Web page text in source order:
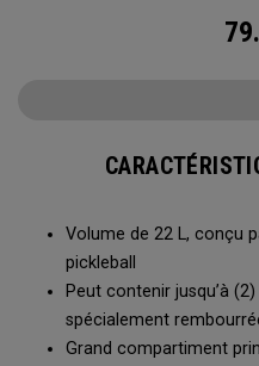
Volume de 22 L, conçu
pickleball
Peut contenir jusqu’à
spécialement
Grand compartiment